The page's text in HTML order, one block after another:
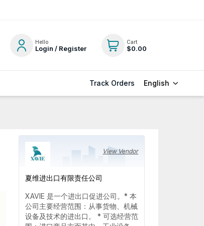
Hello
Login / Register
Cart
$0.00
Track Orders English
View Vendor
夏维进出口有限责任公司
XAVIE 是一个进出口促进公司。* 本
公司主要经营范围：从事货物、机械
设备及技术的进出口。 * 可选经营范